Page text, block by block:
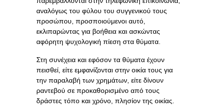
αναλόγως του φύλου του συγγενικού τους
προσώπου, προσποιούμενοι αυτό,
εκλιπαρώντας για βοήθεια και ασκώντας
αφόρητη ψυχολογική πίεση στα θύματα.
Στη συνέχεια και εφόσον τα θύματα έχουν
πεισθεί, είτε εμφανίζονται στην οικία τους για
την παραλαβή των χρημάτων, είτε δίνουν
ραντεβού σε προκαθορισμένο από τους
δράστες τόπο και χρόνο, πλησίον της οικίας.